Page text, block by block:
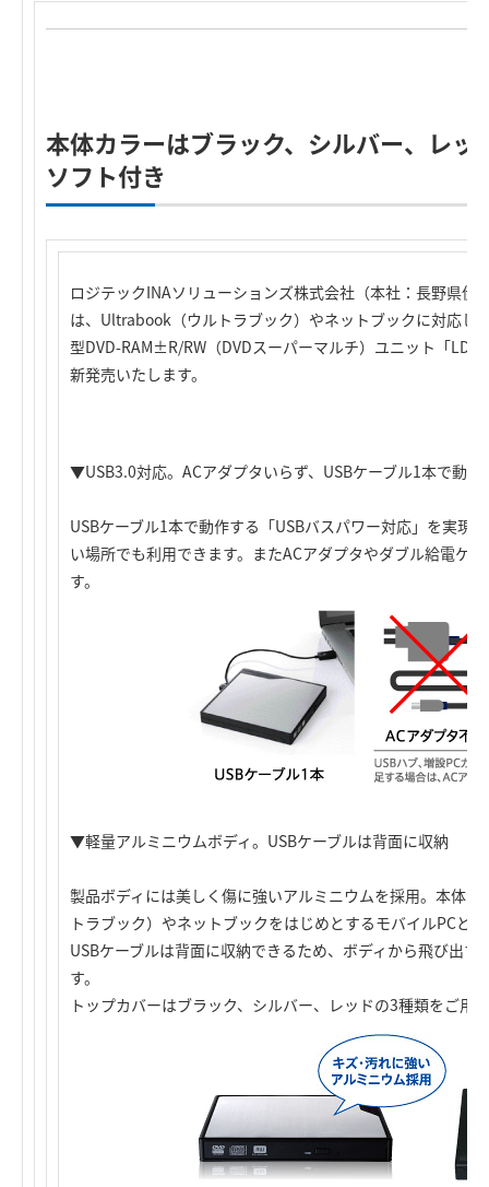
本体カラーはブラック、シルバー、レ
ソフト付き
ロジテックINAソリューションズ株式会社（本社：長野県
は、Ultrabook（ウルトラブック）やネットブックに対応し
型DVD-RAM±R/RW（DVDスーパーマルチ）ユニット「
新発売いたします。
▼USB3.0対応。ACアダプタいらず、USBケーブル1本で動
USBケーブル1本で動作する「USBバスパワー対応」を実現
い場所でも利用できます。またACアダプタやダブル給電ケ
す。
▼軽量アルミニウムボディ。USBケーブルは背面に収納
製品ボディには美しく傷に強いアルミニウムを採用。本体
トラブック）やネットブックをはじめとするモバイルPCと
USBケーブルは背面に収納できるため、ボディから飛び出
す。
トップカバーはブラック、シルバー、レッドの3種類をご用